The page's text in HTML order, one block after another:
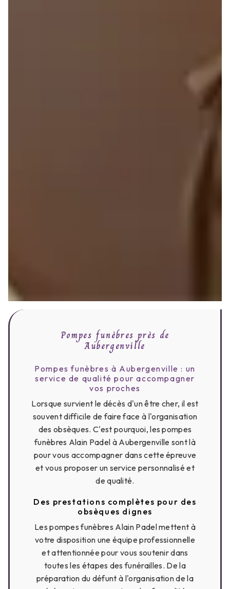
Pompes funèbres près de
Aubergenville
Pompes funèbres à Aubergenville : un
service de qualité pour accompagner
vos proches
Lorsque survient le décès d'un être cher, il est
souvent difficile de faire face à l'organisation
des obsèques. C'est pourquoi, les pompes
funèbres Alain Padel à Aubergenville sont là
pour vous accompagner dans cette épreuve
et vous proposer un service personnalisé et
de qualité.
Des prestations complètes pour des
obsèques dignes
Les pompes funèbres Alain Padel mettent à
votre disposition une équipe professionnelle
et attentionnée pour vous soutenir dans
toutes les étapes des funérailles. De la
préparation du défunt à l'organisation de la